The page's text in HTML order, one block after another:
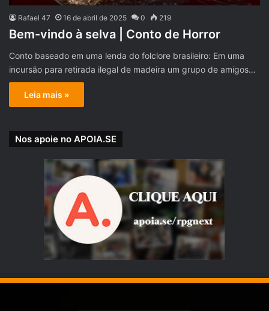
Rafael 47 16 de abril de 2025 0 219
Bem-vindo à selva | Conto de Horror
Conto baseado em uma lenda do folclore brasileiro: Em uma
incursão para retirada ilegal de madeira um grupo de amigos…
Leia mais »
Nos apoie no APOIA.SE